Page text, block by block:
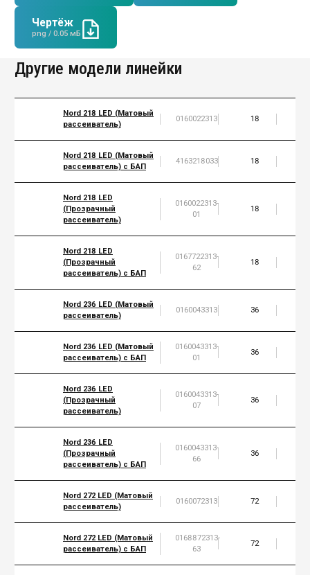
Чертёж
png / 0.05 мБ
Другие модели линейки
Nord 218 LED (Матовый
рассеиватель)
0160022313 18
Nord 218 LED (Матовый
рассеиватель) с БАП
4163218033 18
Nord 218 LED
(Прозрачный
рассеиватель)
0160022313-
01
18
Nord 218 LED
(Прозрачный
рассеиватель) с БАП
0167722313-
62
18
Nord 236 LED (Матовый
рассеиватель)
0160043313 36
Nord 236 LED (Матовый
рассеиватель) с БАП
0160043313-
01
36
Nord 236 LED
(Прозрачный
рассеиватель)
0160043313-
07
36
Nord 236 LED
(Прозрачный
рассеиватель) с БАП
0160043313-
66
36
Nord 272 LED (Матовый
рассеиватель)
0160072313 72
Nord 272 LED (Матовый
рассеиватель) с БАП
0168872313-
63
72